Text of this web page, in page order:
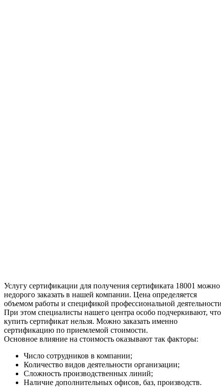
Услугу сертификации для получения сертификата 18001 можно
недорого заказать в нашей компании. Цена определяется
объемом работы и спецификой профессиональной
При этом специалисты нашего центра особо подчеркивают, что
купить сертификат нельзя. Можно заказать именно
сертификацию по приемлемой стоимости.
Основное влияние на стоимость оказывают так факторы:
Число сотрудников в компании;
Количество видов деятельности организации;
Сложность производственных линий;
Наличие дополнительных офисов, баз, производств.